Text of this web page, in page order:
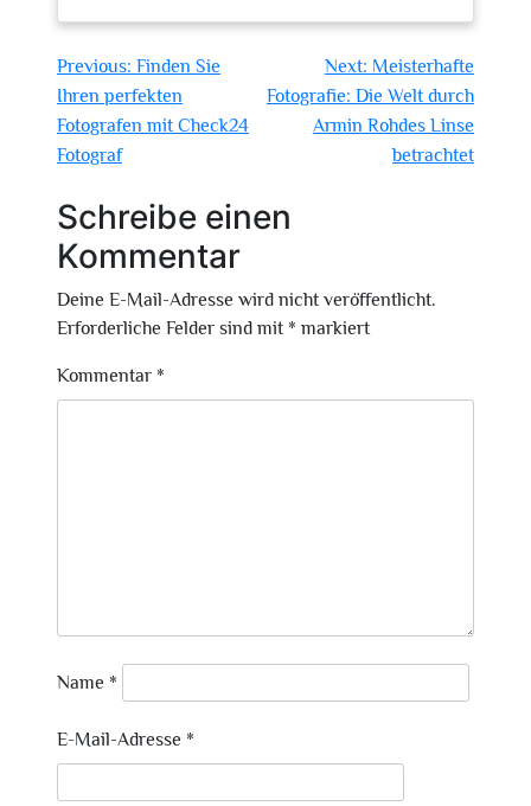
Beitragsnavigation
Previous: Finden Sie
Ihren perfekten
Fotografen mit Check24
Fotograf
Next: Meisterhafte
Fotografie: Die Welt durch
Armin Rohdes Linse
betrachtet
Schreibe einen
Kommentar
Deine E-Mail-Adresse wird nicht veröffentlicht.
Erforderliche Felder sind mit * markiert
Kommentar *
Name *
E-Mail-Adresse *